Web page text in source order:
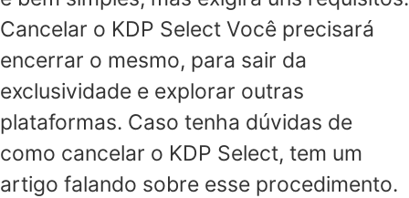
Cancelar o KDP Select Você precisará
encerrar o mesmo, para sair da
exclusividade e explorar outras
plataformas. Caso tenha dúvidas de
como cancelar o KDP Select, tem um
artigo falando sobre esse procedimento.